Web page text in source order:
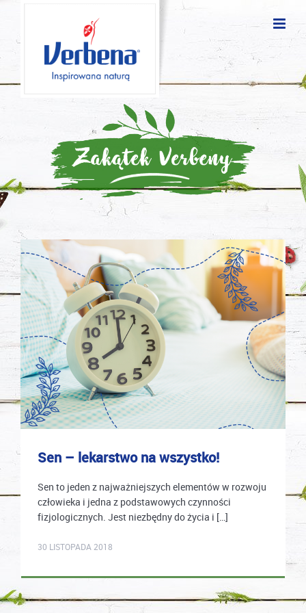
Blog
posts
Sen – lekarstwo na wszystko!
Sen to jeden z najważniejszych elementów w rozwoju
człowieka i jedna z podstawowych czynności
fizjologicznych. Jest niezbędny do życia i […]
30 LISTOPADA 2018